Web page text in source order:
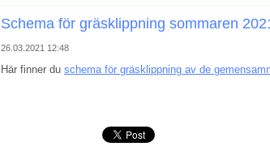
Schema för gräsklippning sommaren
26.03.2021 12:48
Här finner du schema för gräsklippning av de